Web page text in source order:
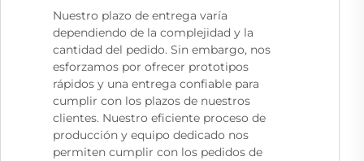
Nuestro plazo de entrega varía
dependiendo de la complejidad y la
cantidad del pedido. Sin embargo, nos
esforzamos por ofrecer prototipos
rápidos y una entrega confiable para
cumplir con los plazos de nuestros
clientes. Nuestro eficiente proceso de
producción y equipo dedicado nos
permiten cumplir con los pedidos de